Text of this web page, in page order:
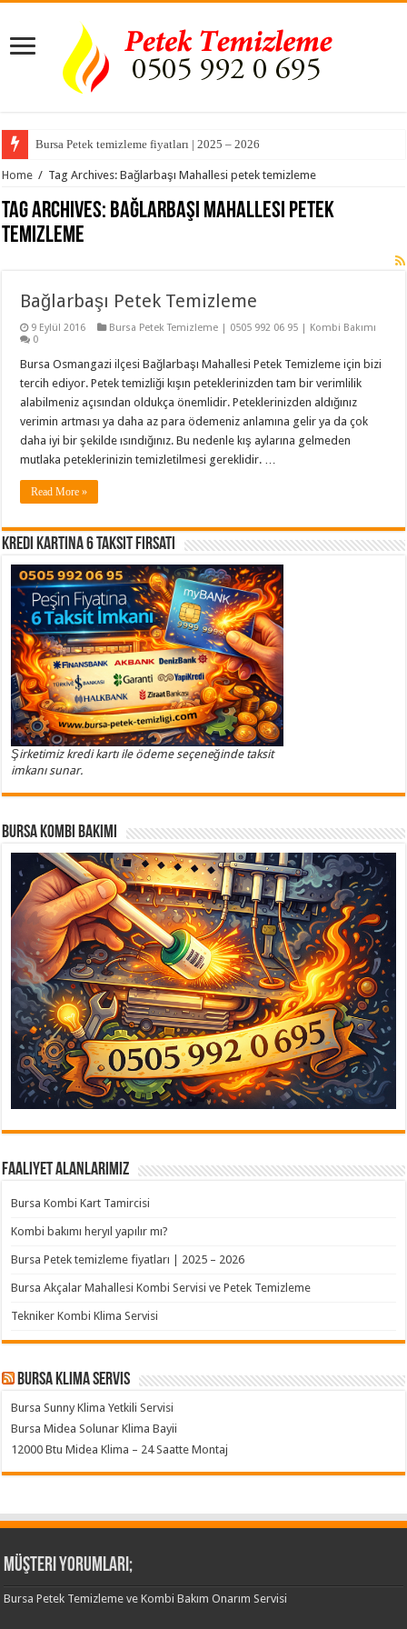
Bursa Petek temizleme fiyatları | 2025 – 2026
Home / Tag Archives: Bağlarbaşı Mahallesi petek temizleme
Tag Archives: Bağlarbaşı Mahallesi petek
temizleme
Bağlarbaşı Petek Temizleme
9 Eylül 2016
Bursa Petek Temizleme | 0505 992 06 95 | Kombi Bakımı
0
Bursa Osmangazi ilçesi Bağlarbaşı Mahallesi Petek Temizleme için bizi
tercih ediyor. Petek temizliği kışın peteklerinizden tam bir verimlilik
alabilmeniz açısından oldukça önemlidir. Peteklerinizden aldığınız
verimin artması ya daha az para ödemeniz anlamına gelir ya da çok
daha iyi bir şekilde ısındığınız. Bu nedenle kış aylarına gelmeden
mutlaka peteklerinizin temizletilmesi gereklidir. …
Read More »
Kredi Kartına 6 Taksit Fırsatı
Şirketimiz kredi kartı ile ödeme seçeneğinde taksit
imkanı sunar.
Bursa Kombi Bakımı
Faaliyet Alanlarımız
Bursa Kombi Kart Tamircisi
Kombi bakımı heryıl yapılır mı?
Bursa Petek temizleme fiyatları | 2025 – 2026
Bursa Akçalar Mahallesi Kombi Servisi ve Petek Temizleme
Tekniker Kombi Klima Servisi
Bursa klima servis
Bursa Sunny Klima Yetkili Servisi
Bursa Midea Solunar Klima Bayii
12000 Btu Midea Klima – 24 Saatte Montaj
Müşteri Yorumları;
Bursa Petek Temizleme ve Kombi Bakım Onarım Servisi